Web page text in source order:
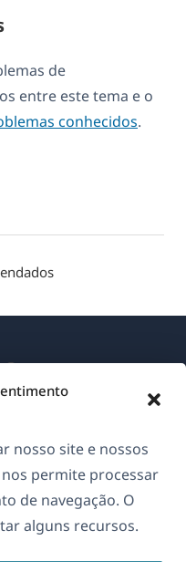
nosso site e nossos
permite processar
de navegação. O
alguns recursos.
de
entre este tema e o
conhecidos.
Privacidade
equipe(abre
em
(abre